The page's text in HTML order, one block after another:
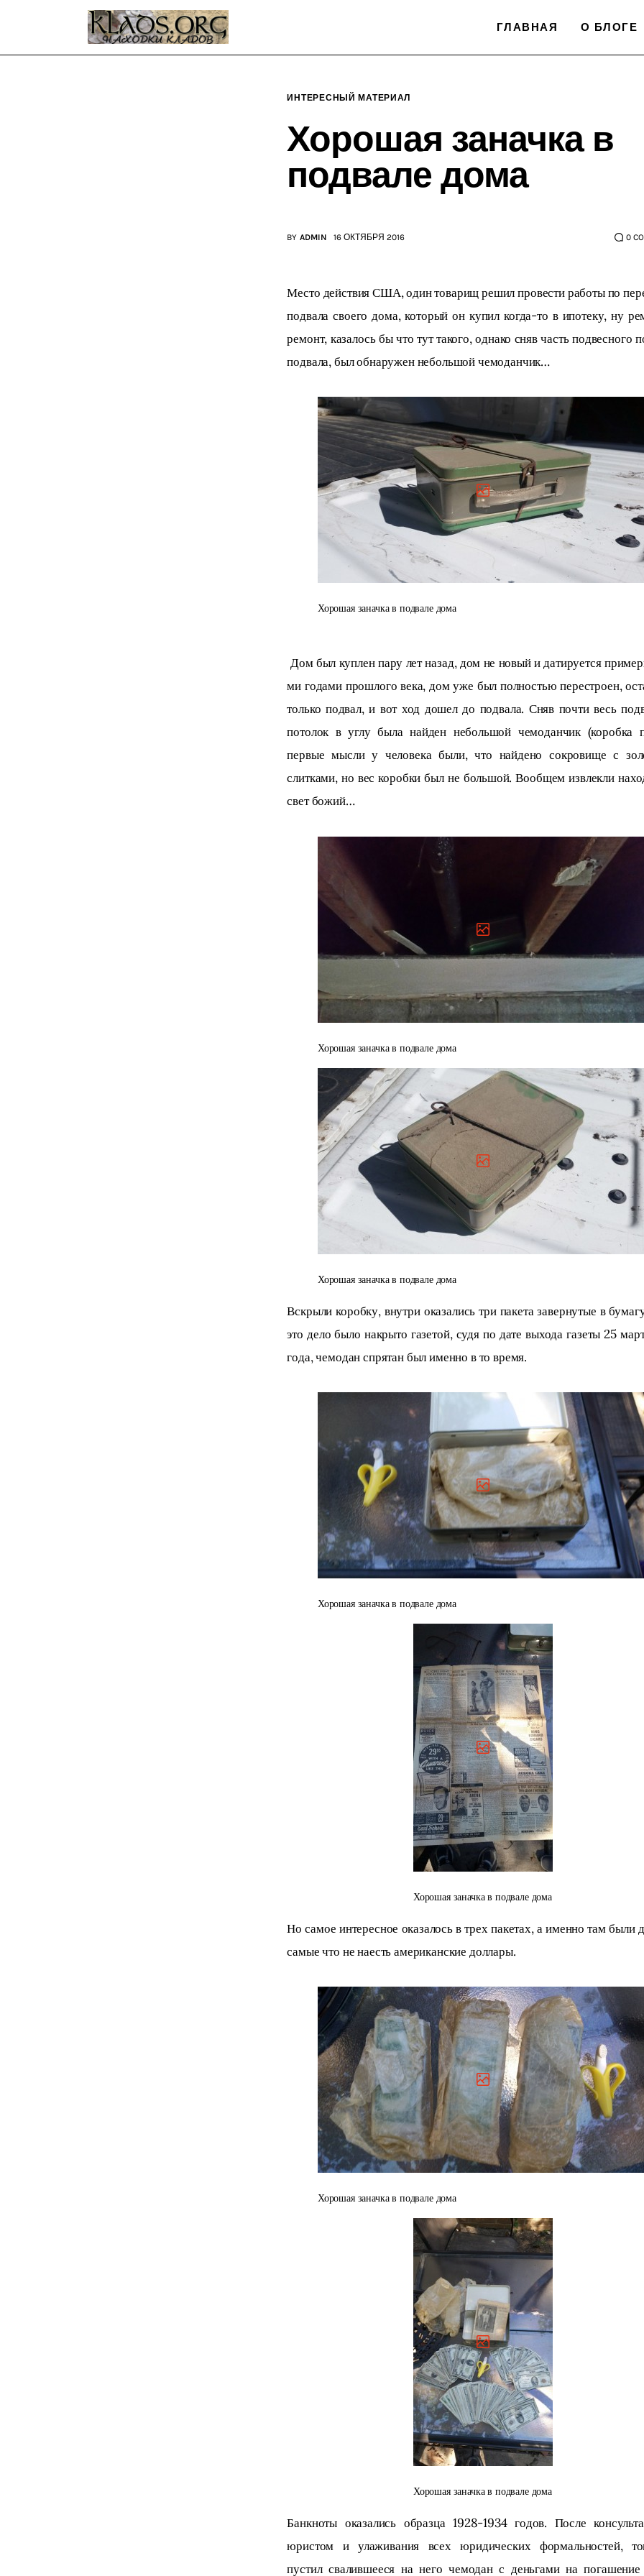
ГЛАВНАЯ О БЛОГЕ
О блоге
ИНТЕРЕСНЫЙ МАТЕРИАЛ
Хорошая заначка в
подвале дома
BY ADMIN 16 ОКТЯБРЯ 2016 0
Место действия США, один товарищ решил провести работы по
подвала своего дома, который он купил когда-то в ипотеку, ну
ремонт, казалось бы что тут такого, однако сняв часть подвесного
подвала, был обнаружен небольшой чемоданчик…
Хорошая заначка в подвале дома
ми годами прошлого века, дом уже был полностью перестроен,
только подвал, и вот ход дошел до подвала. Сняв почти весь
потолок в углу была найден небольшой чемоданчик (коробка
первые мысли у человека были, что найдено сокровище с
слитками, но вес коробки был не большой. Вообщем извлекли
свет божий…
Хорошая заначка в подвале дома
Хорошая заначка в подвале дома
Вскрыли коробку, внутри оказались три пакета завернутые в
это дело было накрыто газетой, судя по дате выхода газеты 25
года, чемодан спрятан был именно в то время.
Хорошая заначка в подвале дома
Хорошая заначка в подвале дома
Но самое интересное оказалось в трех пакетах, а именно там были
самые что не наесть американские доллары.
Хорошая заначка в подвале дома
Хорошая заначка в подвале дома
Банкноты оказались образца 1928-1934 годов. После
юристом и улаживания всех юридических формальностей,
пустил свалившееся на него чемодан с деньгами на погашение